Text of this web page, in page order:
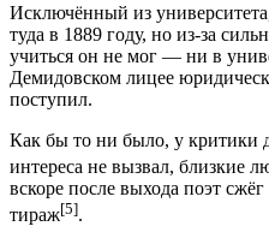
Исключённый из
туда в 1889 году, но из-за
учиться он не мог — ни в
Демидовском лицее
поступил.
Как бы то ни было, у критики
интереса не вызвал, близкие
вскоре после выхода поэт
тираж[5].